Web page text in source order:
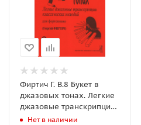
Фиртич Г. В.8 Букет в
джазовых тонах. Легкие
джазовые транскрипции
мелодий для фортепиано
Нет в наличии